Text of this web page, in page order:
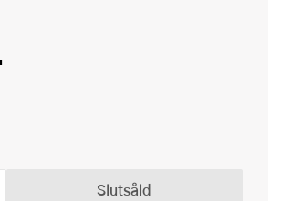
Slutsåld